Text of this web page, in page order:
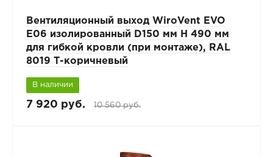
Вентиляционный выход WiroVent EVO
E06 изолированный D150 мм Н 490 мм
для гибкой кровли (при монтаже), RAL
8019 Т-коричневый
В наличии
7 920 руб. 10 560 руб.